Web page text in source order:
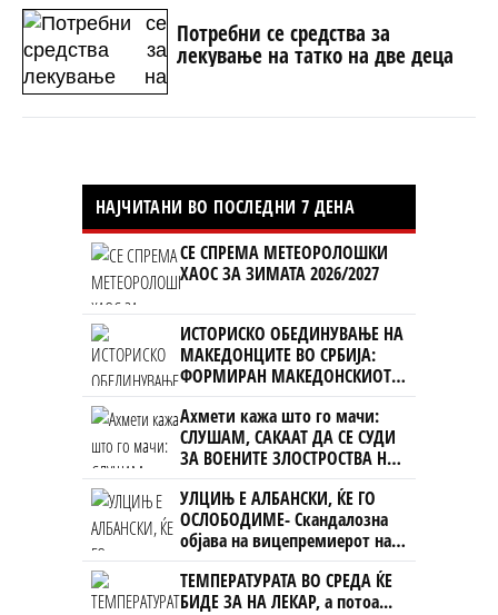
Потребни се средства за
лекување на татко на две деца
НАЈЧИТАНИ ВО ПОСЛЕДНИ 7 ДЕНА
СЕ СПРЕМА МЕТЕОРОЛОШКИ
ХАОС ЗА ЗИМАТА 2026/2027
ИСТОРИСКО ОБЕДИНУВАЊЕ НА
МАКЕДОНЦИТЕ ВО СРБИЈА:
ФОРМИРАН МАКЕДОНСКИОТ
НАЦИОНАЛЕН СОЈУЗ
Ахмети кажа што го мачи:
СЛУШАМ, САКААТ ДА СЕ СУДИ
ЗА ВОЕНИТЕ ЗЛОСТРОСТВА НА
УЧК...
УЛЦИЊ Е АЛБАНСКИ, ЌЕ ГО
ОСЛОБОДИМЕ- Скандалозна
објава на вицепремиерот на
Црна Гора
ТЕМПЕРАТУРАТА ВО СРЕДА ЌЕ
БИДЕ ЗА НА ЛЕКАР, а потоа...